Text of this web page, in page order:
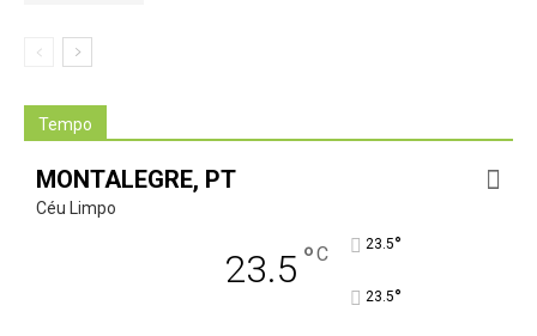
Tempo
MONTALEGRE, PT
Céu Limpo
23.5 °C 23.5°
23.5°